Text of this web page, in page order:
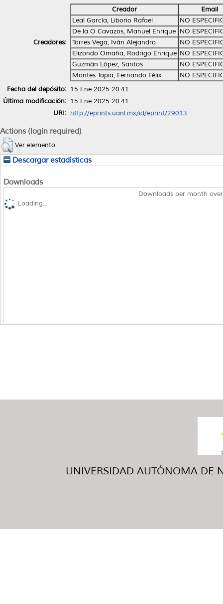
Creadores:
Creador
Email
Leal García, Liborio Rafael
NO
De la O Cavazos, Manuel Enrique NO
Torres Vega, Iván Alejandro
NO
Elizondo Omaña, Rodrigo Enrique NO
Guzmán López, Santos
NO
Montes Tapia, Fernando Félix
NO
Fecha del depósito: 15 Ene 2025 20:41
Última modificación: 15 Ene 2025 20:41
URI: http://eprints.uanl.mx/id/eprint/29013
Actions (login required)
Ver elemento
Descargar estadísticas
Downloads
Downloads per month
Loading...
UNIVERSIDAD AUTÓNOMA DE